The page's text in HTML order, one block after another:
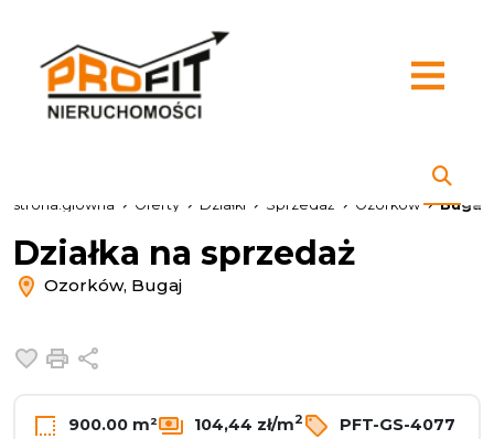
strona.glowna Oferty Działki Sprzedaż Ozorków Bugaj
Działka na sprzedaż
Ozorków, Bugaj
Dodaj do ulubionych
Drukuj
900.00 m² 104,44 zł/m2
PFT-GS-4077